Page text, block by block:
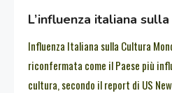
L’influenza italiana
Influenza Italiana sulla Cultura
riconfermata come il Paese più
cultura, secondo il report di US